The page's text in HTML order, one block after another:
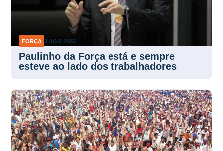
FORÇA 3 AGO 2026
Paulinho da Força está e sempre
esteve ao lado dos trabalhadores